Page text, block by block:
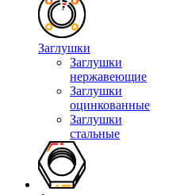
Заглушки
Заглушки
нержавеющие
Заглушки
оцинкованные
Заглушки
стальные